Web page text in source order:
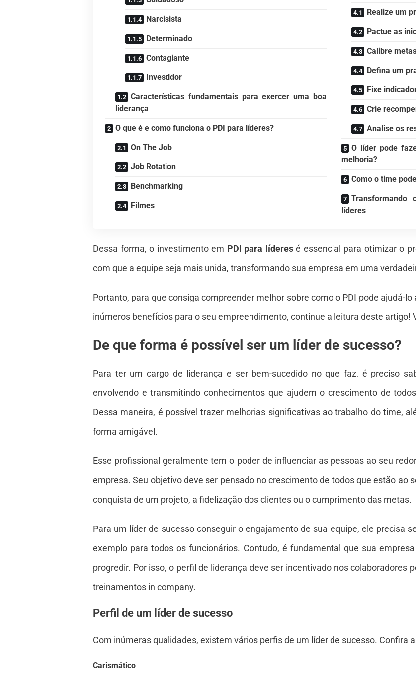
Narcisista
Determinado
Contagiante
Investidor
Características fundamentais para exercer uma boa
liderança
O que é e como funciona o PDI para líderes?
On The Job
Job Rotation
Benchmarking
Filmes
Realize um
Pactue as
Calibre metas
Defina um
Fixe
Crie
Analise os
O líder pode
melhoria?
Como o time
Transformando
líderes
Dessa forma, o investimento em PDI para líderesé essencial para otimizar o
com que a equipe seja mais unida, transformando sua empresa em uma
Portanto, para que consiga compreender melhor sobre como o PDI pode ajudá-
inúmeros benefícios para o seu empreendimento, continue a leitura deste artigo!
De que forma é possível ser um líder de sucesso?
Para ter um cargo de liderança e ser bem-sucedido no que faz, é preciso
envolvendo e transmitindo conhecimentos que ajudem o crescimento de
Dessa maneira, é possível trazer melhorias significativas ao trabalho do time,
forma amigável.
Esse profissional geralmente tem o poder de influenciar as pessoas ao seu
empresa. Seu objetivo deve ser pensado no crescimento de todos que estão ao
conquista de um projeto, a fidelização dos clientes ou o cumprimento das metas.
Para um líder de sucesso conseguir o engajamento de sua equipe, ele precisa
exemplo para todos os funcionários. Contudo, é fundamental que sua
progredir. Por isso, o perfil de liderança deve ser incentivado nos colaboradores
treinamentos in company.
Perfil de um líder de sucesso
Com inúmeras qualidades, existem vários perfis de um líder de sucesso. Confira
Carismático